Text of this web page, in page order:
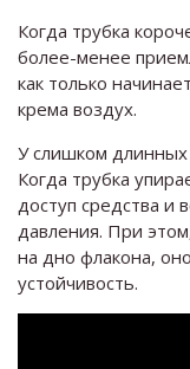
Когда трубка
более-менее
как только
крема воздух.
У слишком
Когда трубка
доступ средства и
давления. При
на дно флакона,
устойчивость.